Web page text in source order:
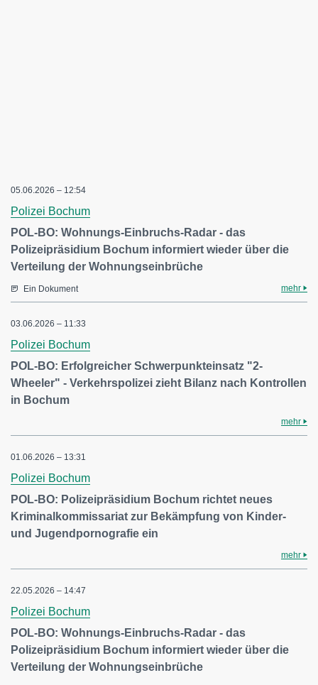
05.06.2026 – 12:54
Polizei Bochum
POL-BO: Wohnungs-Einbruchs-Radar - das
Polizeipräsidium Bochum informiert wieder über die
Verteilung der Wohnungseinbrüche
Ein Dokument mehr
03.06.2026 – 11:33
Polizei Bochum
POL-BO: Erfolgreicher Schwerpunkteinsatz "2-
Wheeler" - Verkehrspolizei zieht Bilanz nach Kontrollen
in Bochum
mehr
01.06.2026 – 13:31
Polizei Bochum
POL-BO: Polizeipräsidium Bochum richtet neues
Kriminalkommissariat zur Bekämpfung von Kinder-
und Jugendpornografie ein
mehr
22.05.2026 – 14:47
Polizei Bochum
POL-BO: Wohnungs-Einbruchs-Radar - das
Polizeipräsidium Bochum informiert wieder über die
Verteilung der Wohnungseinbrüche